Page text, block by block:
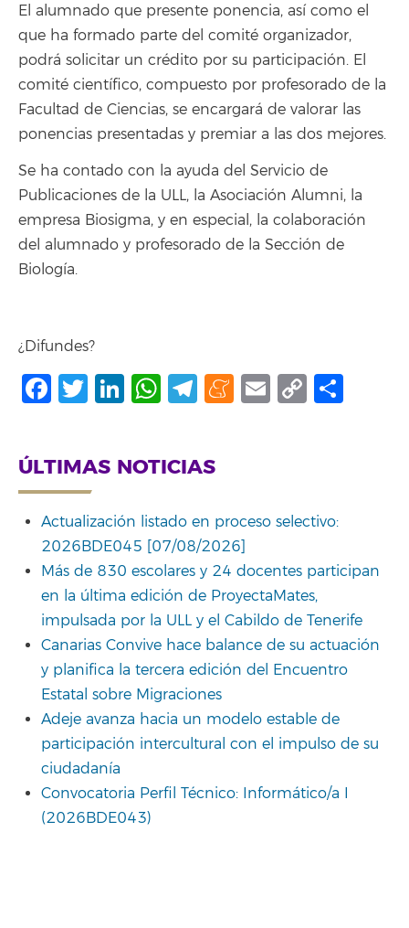
El alumnado que presente ponencia, así como el
que ha formado parte del comité organizador,
podrá solicitar un crédito por su participación. El
comité científico, compuesto por profesorado de la
Facultad de Ciencias, se encargará de valorar las
ponencias presentadas y premiar a las dos mejores.
Se ha contado con la ayuda del Servicio de
Publicaciones de la ULL, la Asociación Alumni, la
empresa Biosigma, y en especial, la colaboración
del alumnado y profesorado de la Sección de
Biología.
¿Difundes?
Facebook
Twitter
LinkedIn
WhatsApp
Telegram
Meneame
Email
Copy
ÚLTIMAS NOTICIAS
Actualización listado en proceso selectivo:
2026BDE045 [07/08/2026]
Más de 830 escolares y 24 docentes participan
en la última edición de ProyectaMates,
impulsada por la ULL y el Cabildo de Tenerife
Canarias Convive hace balance de su actuación
y planifica la tercera edición del Encuentro
Estatal sobre Migraciones
Adeje avanza hacia un modelo estable de
participación intercultural con el impulso de su
ciudadanía
Convocatoria Perfil Técnico: Informático/a I
(2026BDE043)